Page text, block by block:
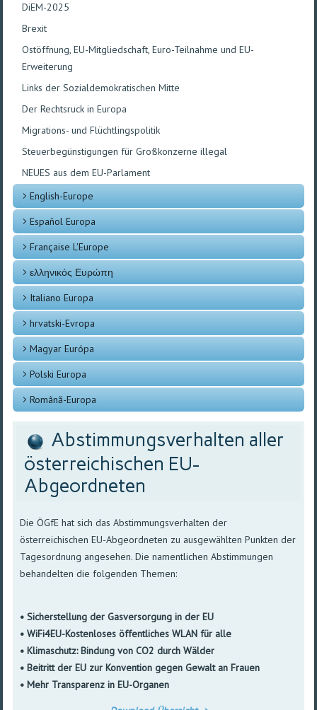
DiEM-2025
Brexit
Ostöffnung, EU-Mitgliedschaft, Euro-Teilnahme und EU-
Erweiterung
Links der Sozialdemokratischen Mitte
Der Rechtsruck in Europa
Migrations- und Flüchtlingspolitik
Steuerbegünstigungen für Großkonzerne illegal
NEUES aus dem EU-Parlament
English-Europe
Español Europa
Française L'Europe
ελληνικός Ευρώπη
Italiano Europa
hrvatski-Evropa
Magyar Európa
Polski Europa
Română-Europa
Abstimmungsverhalten aller
österreichischen EU-
Abgeordneten
DieÖGfE hatsich das Abstimmungsverhalten der
österreichischen EU-Abgeordneten zu ausgewählten Punkten der
Tagesordnung angesehen. Dienamentlichen Abstimmungen
behandelten diefolgenden Themen:
•Sicherstellung derGasversorgung in der EU
•WiFi4EU-Kostenloses öffentliches WLAN für alle
•Klimaschutz:Bindung von CO2durch Wälder
•Beitrittder EU zur Konvention gegen Gewaltan Frauen
•Mehr Transparenz inEU-Organen